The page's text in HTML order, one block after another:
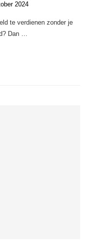
2024
te verdienen zonder je
Dan …